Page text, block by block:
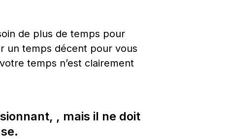
de plus de temps pour
un temps décent pour vous
temps n’est clairement
, mais il ne doit